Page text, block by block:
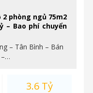
2 phòng ngủ 75m2
– Bao phí chuyển
– Tân Bình – Bán
–…
3.6 Tỷ